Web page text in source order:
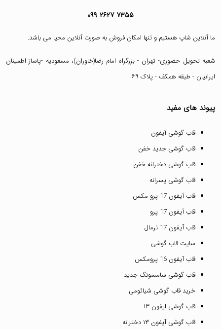
۰۹۹ ۲۶۲۷ ۷۳۵۵
ما آنلاین شاپ هستیم و تنها امکان فروش به صورت آنلاین محیا می باشد.
شعبه تحویل حضوری- تهران - بزرگراه امام رضا(خاوران)، مسعودیه -پاساژ اطمینان
ایرانیان - طبقه همکف - پلاک ۶۹
پیوند های مفید
قاب گوشی آیفون
قاب گوشی جدید خفن
قاب گوشی دخترانه خفن
قاب گوشی پسرانه
قاب آیفون 17 پرو مکس
قاب آیفون 17 پرو
قاب آیفون 17 نرمال
سایت قاب گوشی
قاب آیفون 16 پرومکس
قاب گوشی سامسونگ جدید
خرید قاب گوشی شیائومی
قاب گوشی ایفون ۱۳
قاب گوشی آیفون ۱۳ دخترانه